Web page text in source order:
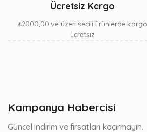
Ücretsiz Kargo
₺2000,00 ve üzeri seçili ürünlerde kargo
ücretsiz
Kampanya Habercisi
Güncel indirim ve fırsatları kaçırmayın.